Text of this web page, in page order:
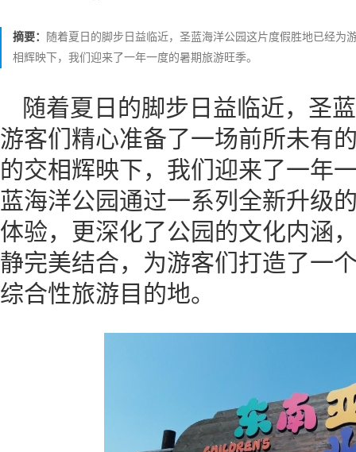
摘要：
随着夏日的脚步日益临近，圣蓝海洋公园这片度假胜地已经
相辉映下，我们迎来了一年一度的暑期旅游旺季。
随着夏日的脚步日益临近，圣
游客们精心准备了一场前所未有
的交相辉映下，我们迎来了一年
蓝海洋公园通过一系列全新升级
体验，更深化了公园的文化内涵
静完美结合，为游客们打造了一
综合性旅游目的地。